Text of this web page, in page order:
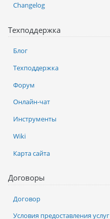
Changelog
Техподдержка
Блог
Техподдержка
Форум
Онлайн-чат
Инструменты
Wiki
Карта сайта
Договоры
Договор
Условия предоставления услуг